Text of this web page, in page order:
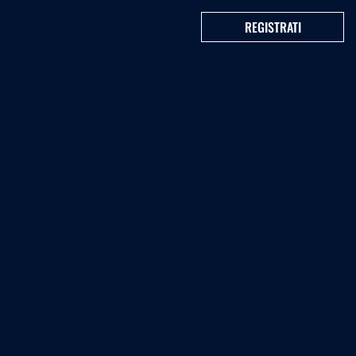
REGISTRATI